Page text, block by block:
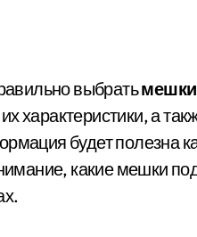
выбрать
характеристики, а
будет полезна
какие мешки